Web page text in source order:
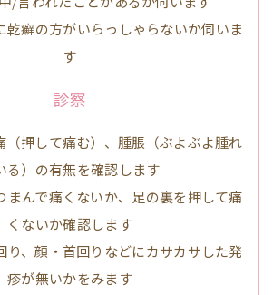
乾癬の方がいらっしゃらないか伺いま
す
診察
（押して痛む）、腫脹（ぶよぶよ腫れ
る）の有無を確認します
まんで痛くないか、足の裏を押して痛
くないか確認します
り、顔・首回りなどにカサカサした発
疹が無いかをみます